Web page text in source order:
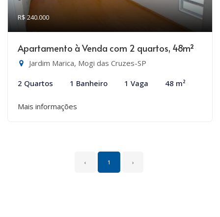
R$ 240.000
Apartamento à Venda com 2 quartos, 48m²
Jardim Marica, Mogi das Cruzes-SP
2 Quartos 1 Banheiro 1 Vaga 48 m²
Mais informações
‹ 1 ›